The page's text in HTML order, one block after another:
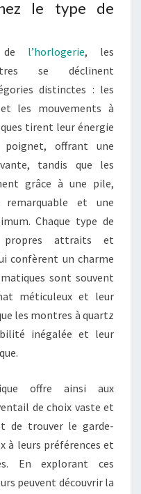
le type de
de l’horlogerie, les
se déclinent
distinctes : les
les mouvements à
tirent leur énergie
offrant une
tandis que les
grâce à une pile,
remarquable et une
Chaque type de
propres attraits et
confèrent un charme
sont souvent
méticuleux et leur
les montres à quartz
inégalée et leur
offre ainsi aux
de choix vaste et
de trouver le garde-
à leurs préférences et
En explorant ces
peuvent découvrir la